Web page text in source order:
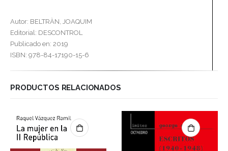
Autor: BELTRÀN, JOAQUIM
Editorial: DESCONTROL
Publicado en: 2019
ISBN: 978-84-17190-15-6
PRODUCTOS RELACIONADOS